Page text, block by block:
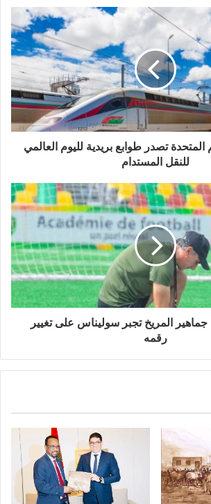
المتحدة تصدر طوابع بريدية لليوم العالمي
للنقل المستدام
المريخ تجبر سوليناس على تغيير
رقمه